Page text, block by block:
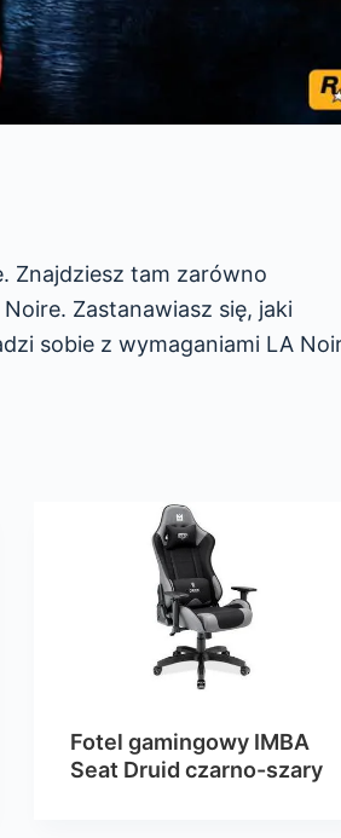
Znajdziesz tam zarówno
Zastanawiasz się, jaki
sobie z wymaganiami LA
Fotel gamingowy IMBA
Seat Druid czarno-szary